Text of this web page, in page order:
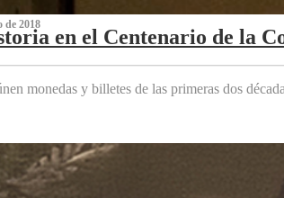
de 2018
en el Centenario de la
monedas y billetes de las primeras dos